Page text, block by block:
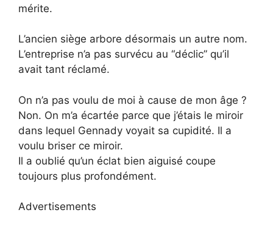
mérite.
L’ancien siège arbore désormais un autre nom.
L’entreprise n’a pas survécu au “déclic” qu’il
avait tant réclamé.
On n’a pas voulu de moi à cause de mon âge ?
Non. On m’a écartée parce que j’étais le miroir
dans lequel Gennady voyait sa cupidité. Il a
voulu briser ce miroir.
Il a oublié qu’un éclat bien aiguisé coupe
toujours plus profondément.
Advertisements